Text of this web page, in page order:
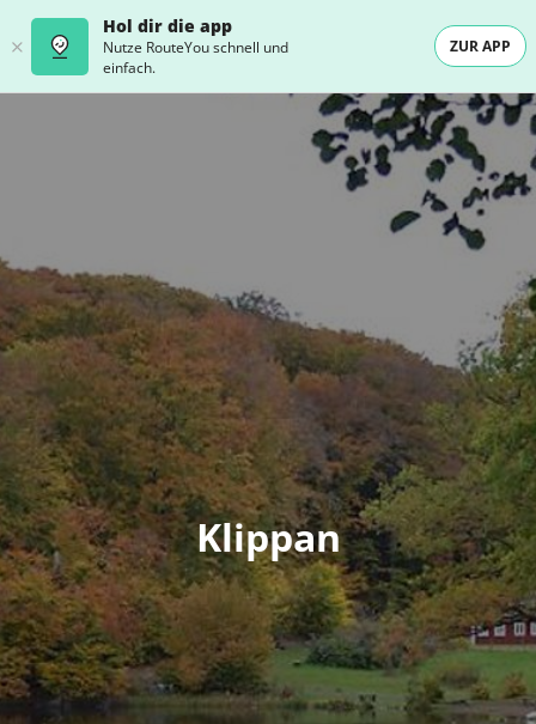
Hol dir die app
Nutze RouteYou schnell und
einfach.
ZUR APP
Klippan